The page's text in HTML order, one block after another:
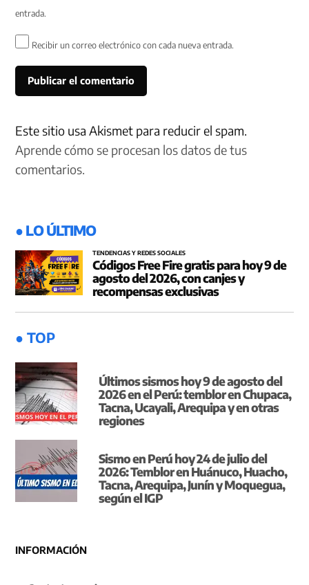
entrada.
Recibir un correo electrónico con cada nueva entrada.
Este sitio usa Akismet para reducir el spam.
Aprende cómo se procesan los datos de tus
comentarios.
● LO ÚLTIMO
TENDENCIAS Y REDES SOCIALES
Códigos Free Fire gratis para hoy 9 de
agosto del 2026, con canjes y
recompensas exclusivas
● TOP
Últimos sismos hoy 9 de agosto del
2026 en el Perú: temblor en Chupaca,
Tacna, Ucayali, Arequipa y en otras
regiones
Sismo en Perú hoy 24 de julio del
2026: Temblor en Huánuco, Huacho,
Tacna, Arequipa, Junín y Moquegua,
según el IGP
INFORMACIÓN